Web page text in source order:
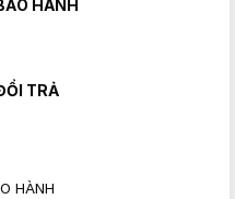
HÀNH
TRẢ
HÀNH